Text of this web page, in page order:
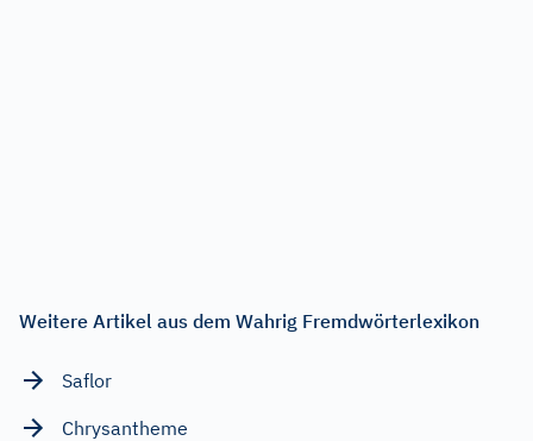
Weitere Artikel aus dem Wahrig Fremdwörterlexikon
Saflor
Chrysantheme